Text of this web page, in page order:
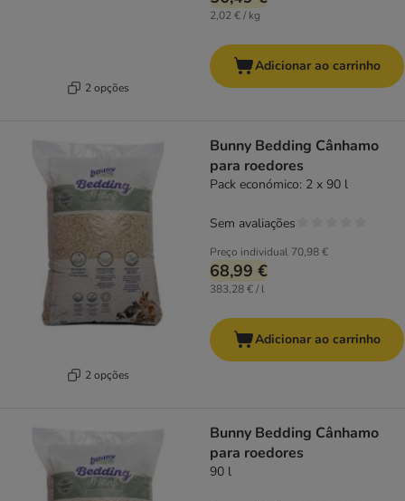
2 opções
2,02 € / kg
Adicionar ao carrinho
2 opções
Bunny Bedding Cânhamo
para roedores
Pack económico: 2 x 90 l
Preço individual 70,98 €
68,99 €
383,28 € / l
Sem avaliações
Adicionar ao carrinho
Bunny Bedding Cânhamo
para roedores
90 l